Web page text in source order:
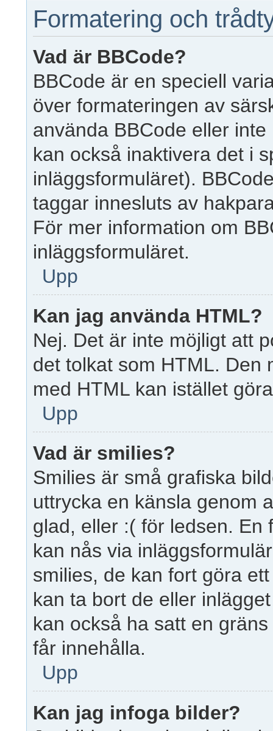
Formatering och
Vad är BBCode?
BBCode är en speciell
över formateringen av
använda BBCode eller
kan också inaktivera det i
inläggsformuläret).
taggar innesluts av
För mer information om
inläggsformuläret.
Upp
Kan jag använda HTML?
Nej. Det är inte möjligt att
det tolkat som HTML. Den
med HTML kan istället
Upp
Vad är smilies?
Smilies är små grafiska
uttrycka en känsla genom
glad, eller :( för ledsen. En
kan nås via
smilies, de kan fort göra
kan ta bort de eller
kan också ha satt en
får innehålla.
Upp
Kan jag infoga bilder?